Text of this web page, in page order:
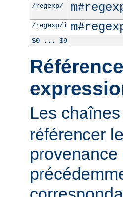
/regexp/
/regexp/i
$0 ... $9
Les chaînes
référencer